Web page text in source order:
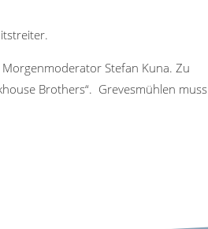
Stefan Kuna. Zu
Brothers“. Grevesmühlen muss